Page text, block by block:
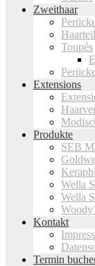
Zweithaar
Toupés
Extensions
Produkte
SEB
Wella
Wella
Kontakt
Termin